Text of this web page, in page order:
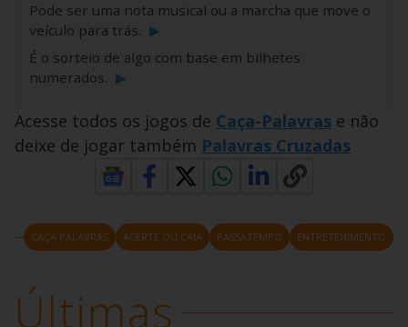
Pode ser uma nota musical ou a marcha que move o
veículo para trás. ▶
É o sorteio de algo com base em bilhetes
numerados. ▶
Acesse todos os jogos de Caça-Palavras e não
deixe de jogar também Palavras Cruzadas
CAÇA PALAVRAS ACERTE OU CAIA PASSATEMPO ENTRETENIMENTO
Últimas